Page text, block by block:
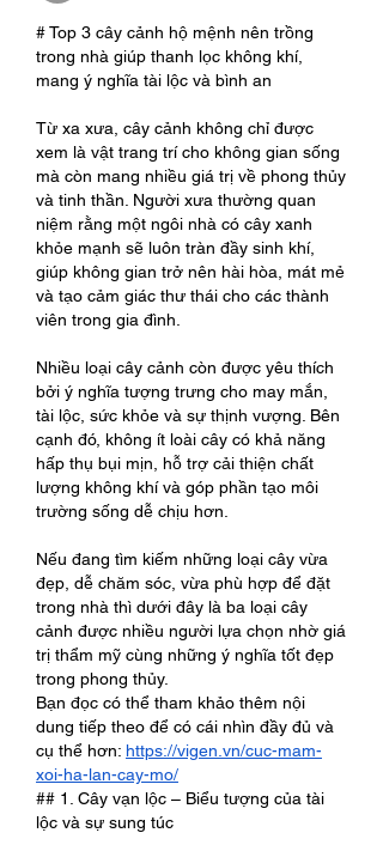
# Top 3 cây cảnh hộ mệnh nên trồng
trong nhà giúp thanh lọc không khí,
mang ý nghĩa tài lộc và bình an
Từ xa xưa, cây cảnh không chỉ được
xem là vật trang trí cho không gian sống
mà còn mang nhiều giá trị về phong thủy
và tinh thần. Người xưa thường quan
niệm rằng một ngôi nhà có cây xanh
khỏe mạnh sẽ luôn tràn đầy sinh khí,
giúp không gian trở nên hài hòa, mát mẻ
và tạo cảm giác thư thái cho các thành
viên trong gia đình.
Nhiều loại cây cảnh còn được yêu thích
bởi ý nghĩa tượng trưng cho may mắn,
tài lộc, sức khỏe và sự thịnh vượng. Bên
cạnh đó, không ít loài cây có khả năng
hấp thụ bụi mịn, hỗ trợ cải thiện chất
lượng không khí và góp phần tạo môi
trường sống dễ chịu hơn.
Nếu đang tìm kiếm những loại cây vừa
đẹp, dễ chăm sóc, vừa phù hợp để đặt
trong nhà thì dưới đây là ba loại cây
cảnh được nhiều người lựa chọn nhờ giá
trị thẩm mỹ cùng những ý nghĩa tốt đẹp
trong phong thủy.
Bạn đọc có thể tham khảo thêm nội
dung tiếp theo để có cái nhìn đầy đủ và
cụ thể hơn: https://vigen.vn/cuc-mam-
xoi-ha-lan-cay-mo/
## 1. Cây vạn lộc – Biểu tượng của tài
lộc và sự sung túc